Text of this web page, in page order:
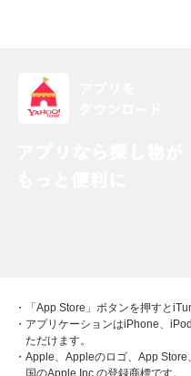
・「App Store」ボタンを押すと
・アプリケーションはiPhone、
ただけます。
・Apple、Appleのロゴ、App